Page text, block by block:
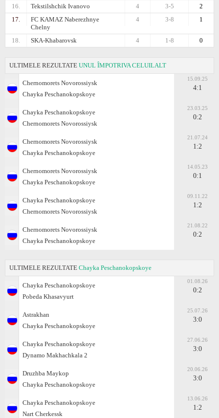
16.
Tekstilshchik Ivanovo 2
3-5
4
17.
FC KAMAZ Naberezhnye
Chelny
1
3-8
4
18. SKA-Khabarovsk 0
1-8
4
ULTIMELE REZULTATE UNUL ÎMPOTRIVA CELUILALT
Chernomorets Novorossiysk
Chayka Peschanokopskoye
15.09.25
4:1
Chayka Peschanokopskoye
Chernomorets Novorossiysk
23.03.25
0:2
Chernomorets Novorossiysk
Chayka Peschanokopskoye
21.07.24
1:2
Chernomorets Novorossiysk
Chayka Peschanokopskoye
14.05.23
0:1
Chayka Peschanokopskoye
Chernomorets Novorossiysk
09.11.22
1:2
Chernomorets Novorossiysk
Chayka Peschanokopskoye
21.08.22
0:2
ULTIMELE REZULTATE Chayka Peschanokopskoye
Chayka Peschanokopskoye
Pobeda Khasavyurt
01.08.26
0:2
Astrakhan
Chayka Peschanokopskoye
25.07.26
3:0
Chayka Peschanokopskoye
Dynamo Makhachkala 2
27.06.26
3:0
Druzhba Maykop
Chayka Peschanokopskoye
20.06.26
3:0
Chayka Peschanokopskoye
Nart Cherkessk
13.06.26
1:2